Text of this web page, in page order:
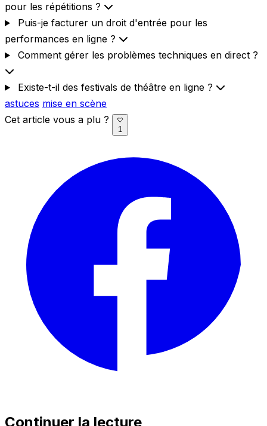
pour les répétitions ?
Puis-je facturer un droit d'entrée pour les
performances en ligne ?
Comment gérer les problèmes techniques en direct ?
Existe-t-il des festivals de théâtre en ligne ?
astuces mise en scène
Cet article vous a plu ?
1
Continuer la lecture